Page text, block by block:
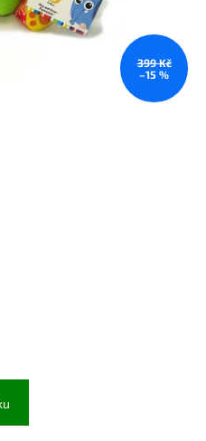
399 Kč
–15 %